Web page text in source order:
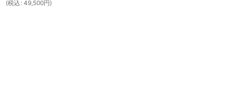
(税込 : 49,500円)